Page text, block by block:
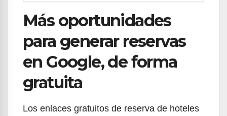
Más oportunidades
para generar reservas
en Google, de forma
gratuita
Los enlaces gratuitos de reserva de hoteles